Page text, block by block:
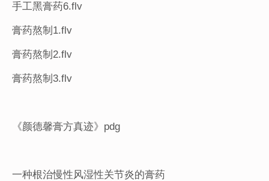
手工黑膏药6.flv
膏药熬制1.flv
膏药熬制2.flv
膏药熬制3.flv
《颜德馨膏方真迹》pdg
一种根治慢性风湿性关节炎的膏药